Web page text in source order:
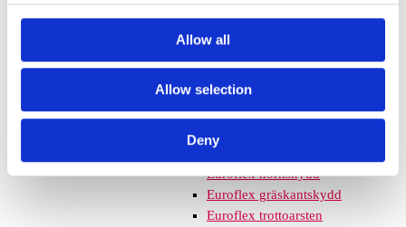
Allow all
Allow selection
Deny
Euroflex - övriga produkter
Euroflex hel & halvkulor /
stenar / diamonds
Euroflex kub / kub EPDM
Euroflex svamp/träd
Euroflex gummistockar
Euroflex hörnskydd
Euroflex gräskantskydd
Euroflex trottoarsten